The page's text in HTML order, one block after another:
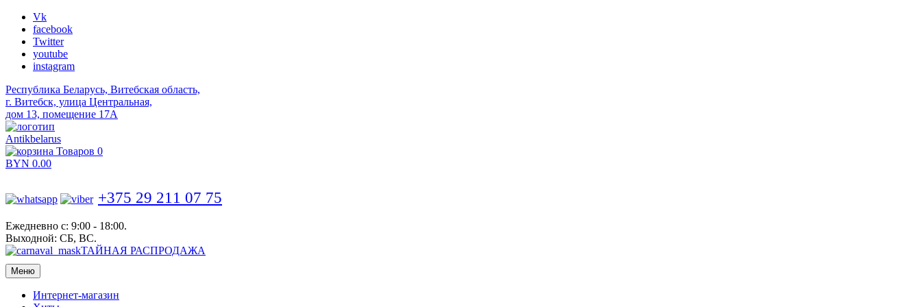
Vk
facebook
Twitter
youtube
instagram
Республика Беларусь, Витебская область,
г. Витебск, улица Центральная,
дом 13, помещение 17А
Antikbelarus
Товаров 0
BYN 0.00
+375 29 211 07 75
Ежедневно с: 9:00 - 18:00.
Выходной: СБ, ВС.
ТАЙНАЯ РАСПРОДАЖА
Меню
Интернет-магазин